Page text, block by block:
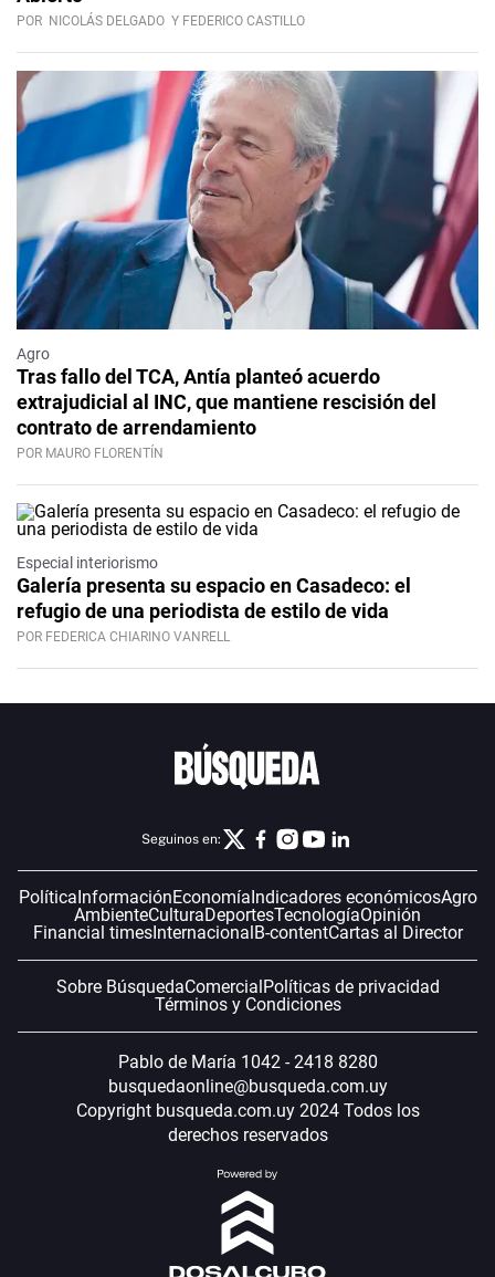
POR NICOLÁS DELGADO Y FEDERICO CASTILLO
Agro
Tras fallo del TCA, Antía planteó acuerdo
extrajudicial al INC, que mantiene rescisión del
contrato de arrendamiento
POR MAURO FLORENTÍN
Especial interiorismo
Galería presenta su espacio en Casadeco: el
refugio de una periodista de estilo de vida
POR FEDERICA CHIARINO VANRELL
Seguinos en:
PolíticaInformaciónEconomíaIndicadores económicosAgro
AmbienteCulturaDeportesTecnologíaOpinión
Financial timesInternacionalB-contentCartas al Director
Sobre BúsquedaComercialPolíticas de privacidad
Términos y Condiciones
Pablo de María 1042 - 2418 8280
busquedaonline@busqueda.com.uy
Copyright busqueda.com.uy 2024 Todos los
derechos reservados